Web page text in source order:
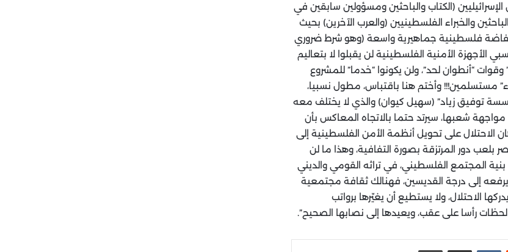
(الكتاب والباحثين ومسؤولين سابقين في
والخبراء الفلسطينيين (والعرب الآخرين) بحيث
فلسطينية جماهيرية واسعة (وهو شرط ضروري
الأمنية الفلسطينية لن يقبلوا لا بتعاليم
“أنطوان لحد”، ولن يكونوا “خدما” للمشروع
مستسلمين!!! وأختم هنا باقتباس، مطول نسبيا،
عرب 48 والحائز على جائزة “مؤسسة توفيق زياد” (سهيل كيوان) والذي لا يختلف معه
مواجهة شعبها، سيرتد حتما بالاتجاه المعاكس بأن
الاحتلال على تحويل أنظمة الأمن الفلسطينية إلى
دور المرتزقة بصورة التفافية، وهذا ما لن
المجتمع الفلسطيني، في تراثه القومي والديني
ويرفعه إلى درجة القديسين، فهنالك ثقافة مجتمعية
الاحتلال، ولا يستطيع أن يغيّرها برواتب
رأسا على عقب، ويعيدها إلى نصابها الصحيح”.